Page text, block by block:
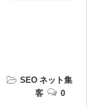
SEO ネット集
客
0